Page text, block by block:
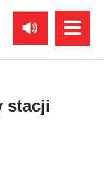
stacji